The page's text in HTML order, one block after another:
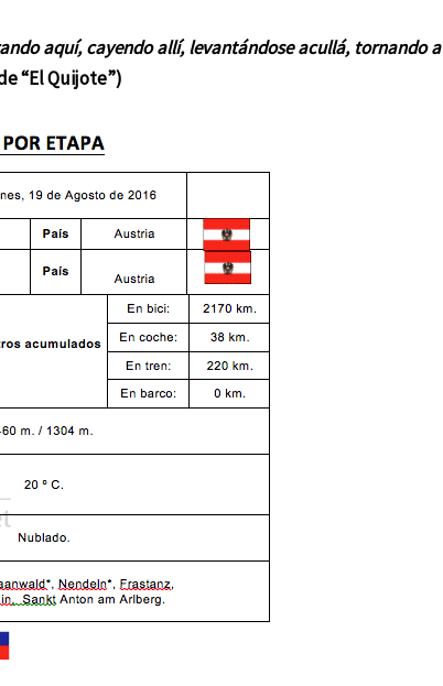
aquí, cayendo allí, levantándose acullá, tornando a
“El Quijote”)